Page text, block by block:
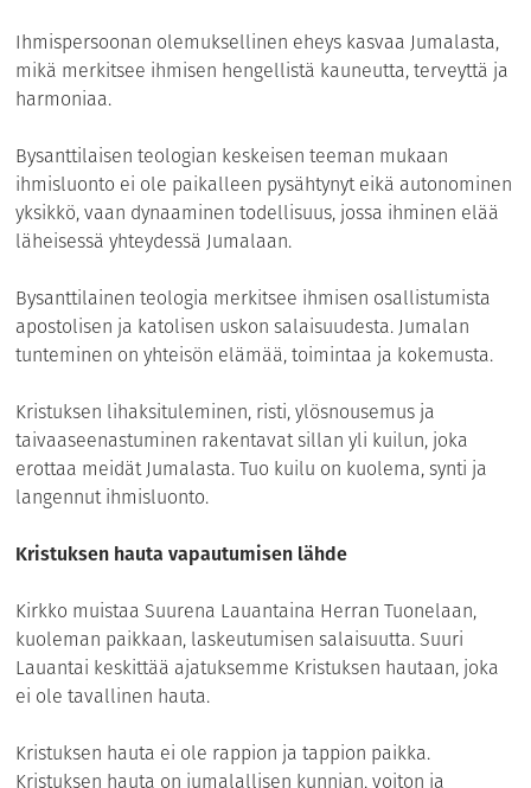
Ihmispersoonan olemuksellinen eheys kasvaa Jumalasta,
mikä merkitsee ihmisen hengellistä kauneutta, terveyttä ja
harmoniaa.
Bysanttilaisen teologian keskeisen teeman mukaan
ihmisluonto ei ole paikalleen pysähtynyt eikä autonominen
yksikkö, vaan dynaaminen todellisuus, jossa ihminen elää
läheisessä yhteydessä Jumalaan.
Bysanttilainen teologia merkitsee ihmisen osallistumista
apostolisen ja katolisen uskon salaisuudesta. Jumalan
tunteminen on yhteisön elämää, toimintaa ja kokemusta.
Kristuksen lihaksituleminen, risti, ylösnousemus ja
taivaaseenastuminen rakentavat sillan yli kuilun, joka
erottaa meidät Jumalasta. Tuo kuilu on kuolema, synti ja
langennut ihmisluonto.
Kristuksen hauta vapautumisen lähde
Kirkko muistaa Suurena Lauantaina Herran Tuonelaan,
kuoleman paikkaan, laskeutumisen salaisuutta. Suuri
Lauantai keskittää ajatuksemme Kristuksen hautaan, joka
ei ole tavallinen hauta.
Kristuksen hauta ei ole rappion ja tappion paikka.
Kristuksen hauta on jumalallisen kunnian, voiton ja